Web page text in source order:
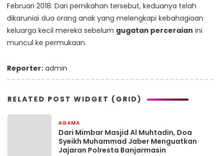
Februari 2018. Dari pernikahan tersebut, keduanya telah
dikaruniai dua orang anak yang melengkapi kebahagiaan
keluarga kecil mereka sebelum gugatan perceraian ini
muncul ke permukaan.
Reporter: admin
RELATED POST WIDGET (GRID)
AGAMA
Dari Mimbar Masjid Al Muhtadin, Doa
Syeikh Muhammad Jaber Menguatkan
Jajaran Polresta Banjarmasin